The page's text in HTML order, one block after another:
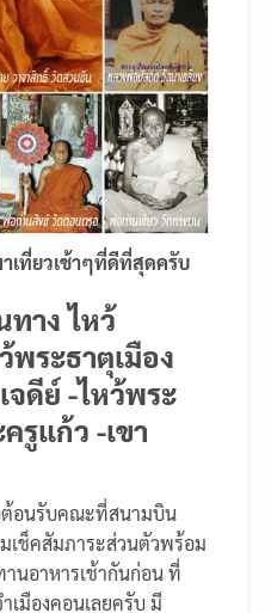
เที่ยวเช้าๆที่ดีที่สุดครับ
ทาง ไหว้
พระธาตุเมือง
จดีย์ -ไหว้พระ
รูแก้ว -เขา
ต้อนรับคณะที่สนามบิน
เช็คสัมภาระส่วนตัวพร้อม
นอาหารเช้ากันก่อน ที่
เมืองคอนเลยครับ มี